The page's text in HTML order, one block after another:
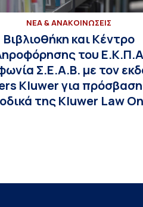
ΝΕΑ & ΑΝΑΚΟΙΝΩΣΕΙΣ
Βιβλιοθήκη και Κέντρο
του
Σ.Ε.Α.Β. με τον
Kluwer για
της Kluwer Law